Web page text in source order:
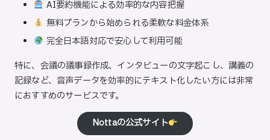
AI要約機能による効率的な内容把握
無料プランから始められる柔軟な料金体系
完全日本語対応で安心して利用可能
特に、会議の議事録作成、インタビューの文字起こし、講義の
記録など、音声データを効率的にテキスト化したい方には非常
におすすめのサービスです。
Nottaの公式サイト